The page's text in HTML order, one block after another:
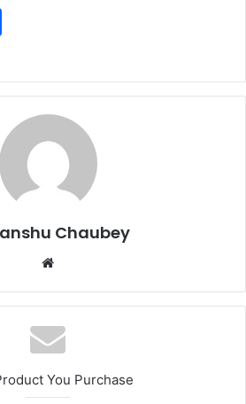
ar
e
Chaubey
You Purchase